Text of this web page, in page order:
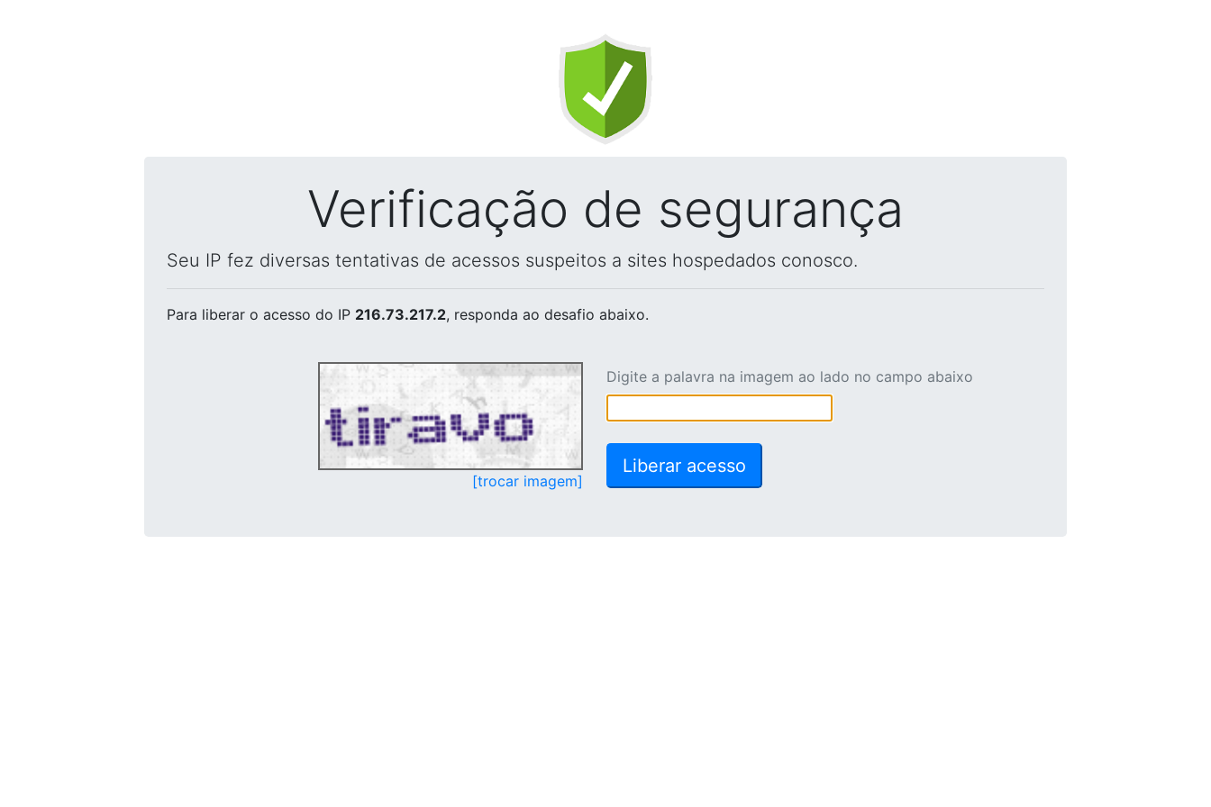
Verificação de segurança
Seu IP fez diversas tentativas de acessos suspeitos a sites hospedados conosco.
Para liberar o acesso do IP 216.73.217.2, responda ao desafio abaixo.
[trocar imagem]
Digite a palavra na imagem ao lado no campo abaixo